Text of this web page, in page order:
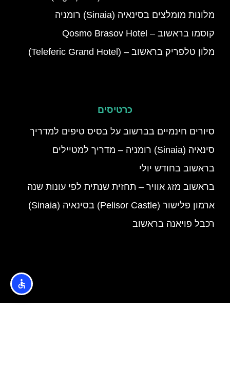
מלונות מומלצים בסינאיה (Sinaia) רומניה
קוסמו בראשוב – Qosmo Brasov Hotel
מלון טלפריק בראשוב – (Teleferic Grand Hotel)
כרטיסים
סיורים חינמיים בברשוב על בסיס טיפים למדריך
סינאיה (Sinaia) רומניה – מדריך למטיילים
בראשוב בחודש יולי
בראשוב מזג אוויר – תחזית שנתית לפי עונות שנה
ארמון פלישור (Pelisor Castle) בסינאיה (Sinaia)
רכבל פויאנה בראשוב